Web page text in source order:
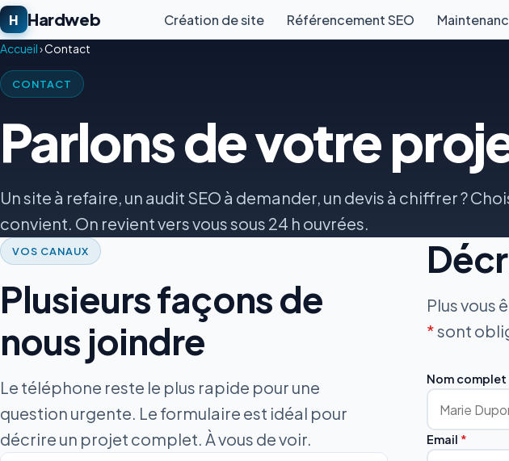
H Hardweb Création de site Référencement SEO
Accueil›Contact
CONTACT
Parlons de votre
Un site à refaire, un audit SEO à demander, un devis à chiffrer ?
convient. On revient vers vous sous 24 h ouvrées.
VOS CANAUX
Plusieurs façons de
nous joindre
Le téléphone reste le plus rapide pour une
question urgente. Le formulaire est idéal pour
décrire un projet complet. À vous de voir.
Plus vous
*sont
Nom complet
Email *